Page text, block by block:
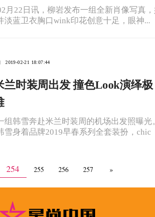
月22日讯，柳岩发布一组全新肖像写真
淡蓝卫衣胸口wink印花创意十足，眼神...
2019-02-21 18:07:44
兰时装周出发 撞色Look演绎极
组韩雪奔赴米兰时装周的机场出发照曝光
雪身着品牌2019早春系列全套装扮，chic
254 255 256 257 »